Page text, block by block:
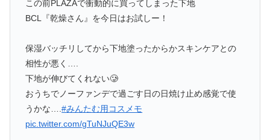
この前PLAZAで衝動的に買ってしまった下地
BCL『乾燥さん』を今日はお試しー！
保湿バッチリしてから下地塗ったからかスキンケアとの
相性が悪く….
下地が伸びてくれない🥲
おうちでノーファンデで過ごす日の日焼け止め感覚で使
うかな….#みんたむ用コスメモ
pic.twitter.com/gTuNJuQE3w